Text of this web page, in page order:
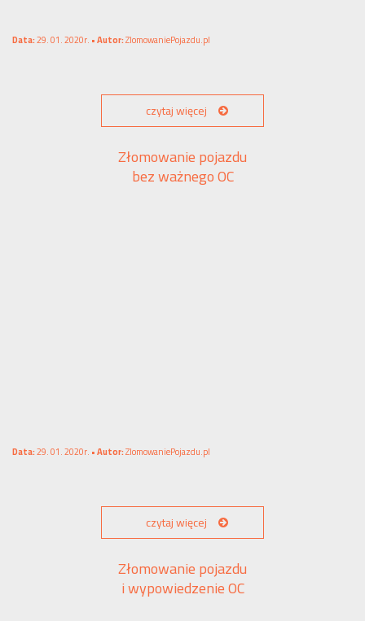
Data:29. 01. 2020r. •Autor:ZlomowaniePojazdu.pl
czytaj więcej
Złomowanie pojazdu
bez ważnego OC
Data:29. 01. 2020r. •Autor:ZlomowaniePojazdu.pl
czytaj więcej
Złomowanie pojazdu
i wypowiedzenie OC